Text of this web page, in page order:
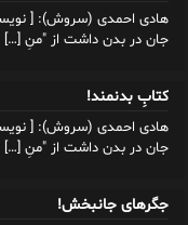
جان در بدن داشت از "منِ […]
کتابِ بدنمند!
جان در بدن داشت از "منِ […]
جگرهای جانبخش!